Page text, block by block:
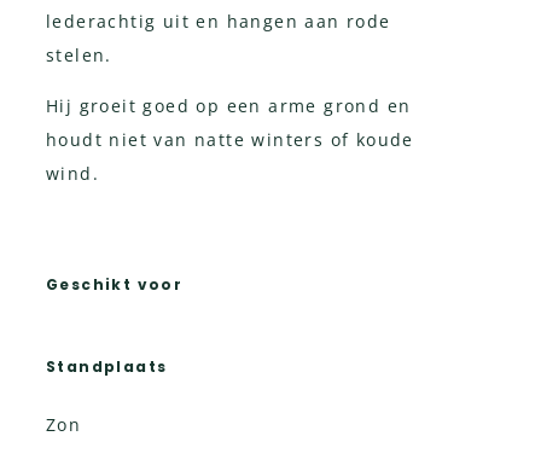
lederachtig uit en hangen aan rode
stelen.
Hij groeit goed op een arme grond en
houdt niet van natte winters of koude
wind.
Geschikt voor
Standplaats
Zon